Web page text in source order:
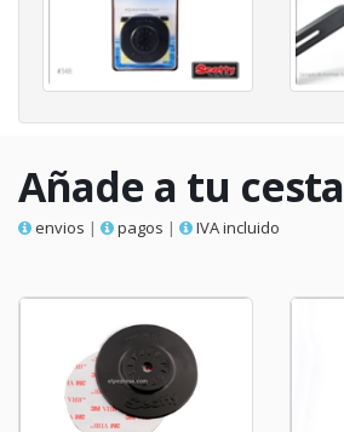
Añade a tu cesta
envios | pagos | IVA incluido